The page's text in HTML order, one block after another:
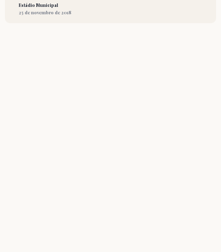
Estádio Municipal
25 de novembro de 2018